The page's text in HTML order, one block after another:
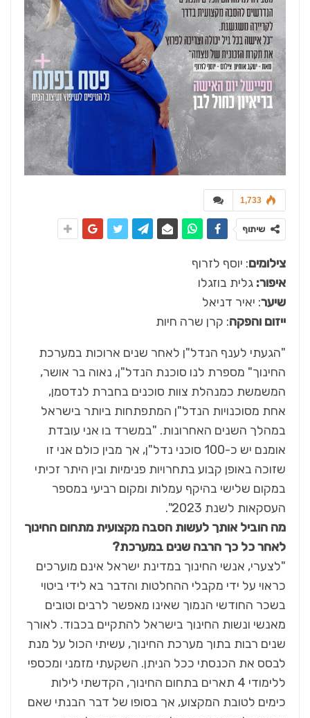
1,733
שיתוף
צילומים: יוסף לזרוף
איפור: גלית בוזגלו
שיער: יאיר דניאל
ייזום והפקה: קרן שרה חיות
"הגעתי לענף הנדל"ן לאחר שנים ארוכות במערכת
החינוך" מספרת לנו סוכנת הנדל"ן, נאוה בר אושר,
המשמשת כמנהלת צוות סוכנים בחברת לנדסמן,
אחת מסוכנויות הנדל"ן המתפתחות ביותר בישראל
במהלך השנים האחרונות. "במשרד בו אני עובדת
אומנם יש כ-100 סוכני נדל"ן, אך מבין כולם אני זו
שזוכה באופן קבוע בתחרויות פנימיות ובין היתר זכיתי
במקום שלישי בהיקף עמלות ומקום רביעי במספר
העסקאות לשנת 2023".
מה הוביל אותך לעשות הסבה מקצועית מתחום החינוך
לאחר כל כך הרבה שנים במערכת?
"לצערי, אנשי החינוך במדינת ישראל אינם מוערכים
כראוי על ידי מקבלי ההחלטות והדבר בא לידי ביטוי
בשכר החודשי הנמוך שאינו מאפשר לרבים וטובים
מאנשי ונשות החינוך בישראל להתקיים בכבוד. לאורך
שנים רבות בתוך מערכת החינוך, עשיתי הכול על מנת
לבסס את הכנסתי ככל הניתן. השקעתי מזמני ומכספי
ללימודי 4 תארים בתחום החינוך, הקדשתי לילות
כימים לטובת המקצוע, אך בסופו של דבר הבנתי שאם